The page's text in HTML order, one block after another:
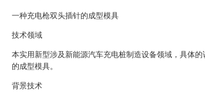
一种充电枪双头插针的成型模具
技术领域
本实用新型涉及新能源汽车充电桩制造设备领域，具体
的成型模具。
背景技术